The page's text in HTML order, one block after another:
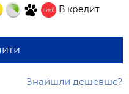
В кредит
Знайшли дешевше?